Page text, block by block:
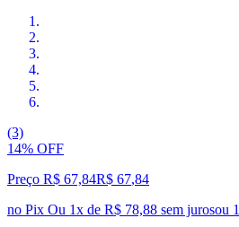
(3)
14% OFF
Preço R$ 67,84R$ 67,84
no Pix Ou 1x de R$ 78,88 sem jurosou 1